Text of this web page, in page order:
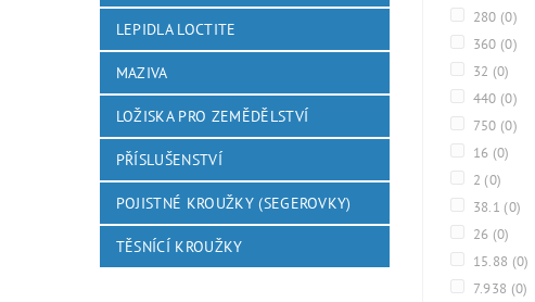
LEPIDLA LOCTITE
MAZIVA
LOŽISKA PRO ZEMĚDĚLSTVÍ
PŘÍSLUŠENSTVÍ
POJISTNÉ KROUŽKY (SEGEROVKY)
TĚSNÍCÍ KROUŽKY
280 (0)
360 (0)
32 (0)
440 (0)
750 (0)
16 (0)
2 (0)
38.1 (0)
26 (0)
15.88 (0)
7.938 (0)